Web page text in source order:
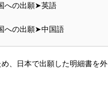
への出願➤英語
への出願➤中国語
め、日本で出願した明細書を